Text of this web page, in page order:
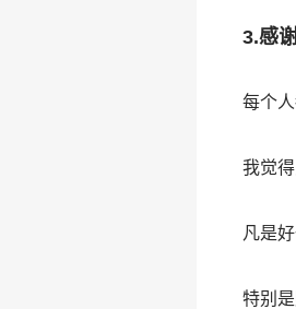
3.感
每个
我觉
凡是
特别